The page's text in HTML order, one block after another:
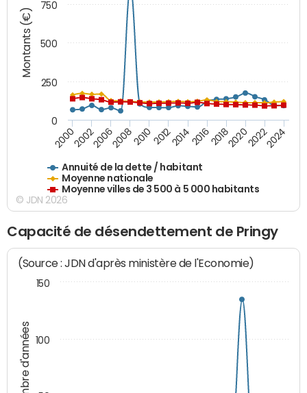
Montants (€)
Annuité de la dette / habitant
Moyenne nationale
Moyenne villes de 3 500 à 5 000 habitants
200020022006200820102012201420162018202020222024
0
250
500
750
© JDN 2026
Capacité de désendettement de Pringy
Nombre d'années
(Source : JDN d'après ministère de l'Economie)
100
150